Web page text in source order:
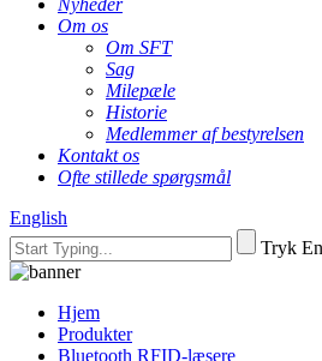
Nyheder
Om os
Om SFT
Sag
Milepæle
Historie
Medlemmer af bestyrelsen
Kontakt os
Ofte stillede spørgsmål
English
Tryk
Hjem
Produkter
Bluetooth RFID-læsere